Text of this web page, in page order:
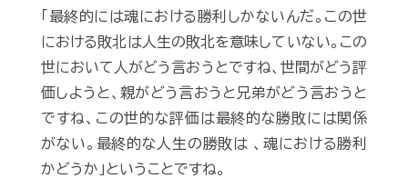
「最終的には魂における勝利しかないんだ。この世
における敗北は人生の敗北を意味していない。この
世において人がどう言おうとですね、世間がどう評
価しようと、親がどう言おうと兄弟がどう言おうと
ですね、この世的な評価は最終的な勝敗には関係
がない。最終的な人生の勝敗は 、魂における勝利
かどうか」ということですね。